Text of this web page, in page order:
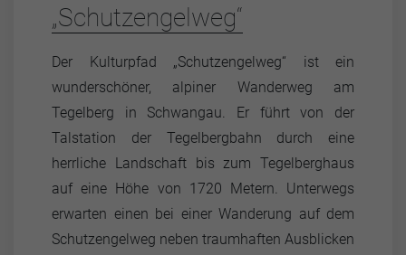
„Schutzengelweg“
Der Kulturpfad „Schutzengelweg“ ist ein
wunderschöner, alpiner Wanderweg am
Tegelberg in Schwangau. Er führt von der
Talstation der Tegelbergbahn durch eine
herrliche Landschaft bis zum Tegelberghaus
auf eine Höhe von 1720 Metern. Unterwegs
erwarten einen bei einer Wanderung auf dem
Schutzengelweg neben traumhaften Ausblicken